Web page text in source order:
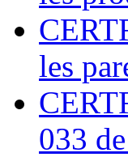
les
033